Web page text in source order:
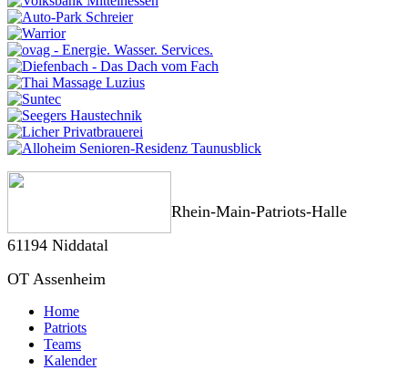
Rhein-Main-Patriots-Halle
61194 Niddatal
OT Assenheim
Home
Patriots
Teams
Kalender